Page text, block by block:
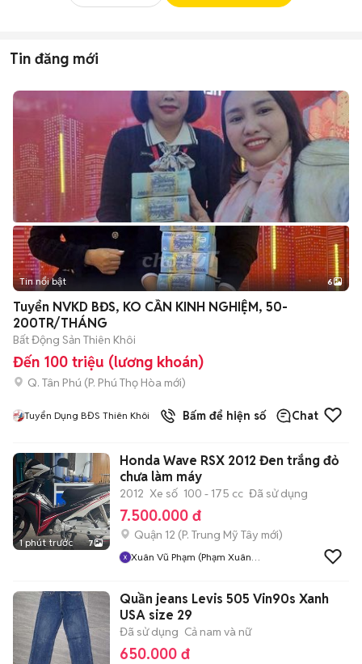
Tin đăng mới
+2
Tin nổi bật 6
Tuyển NVKD BĐS, KO CẦN KINH NGHIỆM, 50-
200TR/THÁNG
Bất Động Sản Thiên Khôi
Đến 100 triệu (lương khoán)
Q. Tân Phú (P. Phú Thọ Hòa mới)
Tuyển Dụng BĐS Thiên Khôi Bấm để hiện số Chat
1 phút trước 7
Honda Wave RSX 2012 Đen trắng đỏ
chưa làm máy
2012 Xe số 100 - 175 cc Đã sử dụng
7.500.000 đ
Quận 12 (P. Trung Mỹ Tây mới)
Xuân Vũ Phạm (Phạm Xuân
Quần jeans Levis 505 Vin90s Xanh
USA size 29
Đã sử dụng Cả nam và nữ
650.000 đ